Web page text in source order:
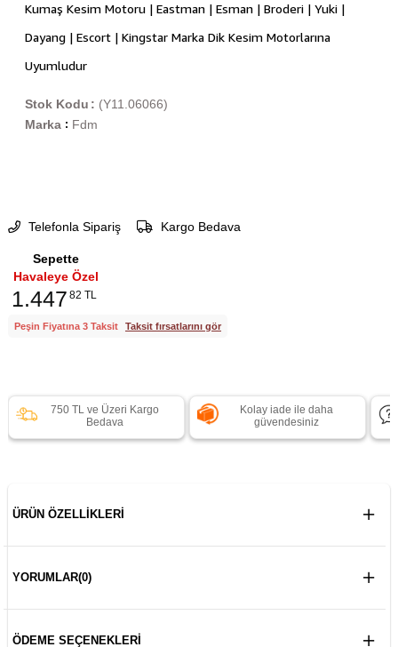
Kumaş Kesim Motoru | Eastman | Esman | Broderi | Yuki |
Dayang | Escort | Kingstar Marka Dik Kesim Motorlarına
Uyumludur
(Y11.06066)
Stok Kodu
Marka : Fdm
Telefonla Sipariş Kargo Bedava
Sepette
Havaleye Özel
1.447 82 TL
Peşin Fiyatına 3 Taksit Taksit fırsatlarını gör
750 TL ve Üzeri Kargo
Bedava
Kolay iade ile daha
güvendesiniz
ÜRÜN ÖZELLIKLERI
YORUMLAR(0)
ÖDEME SEÇENEKLERI